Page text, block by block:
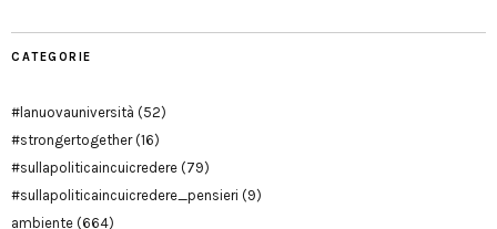
CATEGORIE
#lanuovauniversità (52)
#strongertogether(16)
#sullapoliticaincuicredere (79)
#sullapoliticaincuicredere_pensieri (9)
ambiente (664)